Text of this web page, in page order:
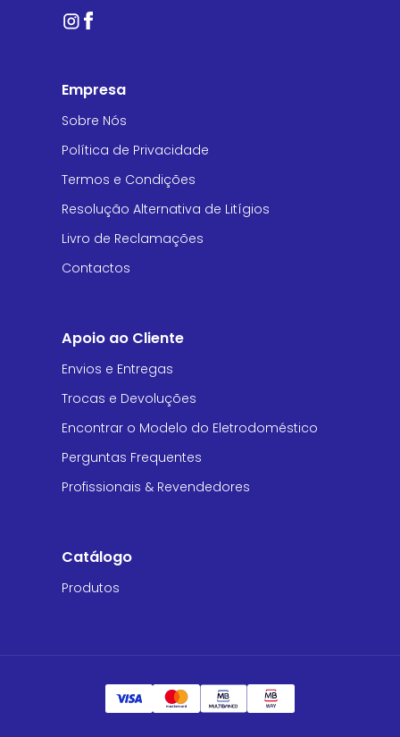
Empresa
Sobre Nós
Política de Privacidade
Termos e Condições
Resolução Alternativa de Litígios
Livro de Reclamações
Contactos
Apoio ao Cliente
Envios e Entregas
Trocas e Devoluções
Encontrar o Modelo do Eletrodoméstico
Perguntas Frequentes
Profissionais & Revendedores
Catálogo
Produtos